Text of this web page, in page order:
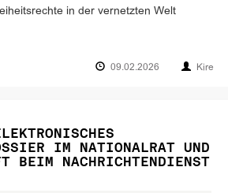
in der vernetzten Welt
09.02.2026 Kire
IM NATIONALRAT UND
BEIM NACHRICHTENDIENST